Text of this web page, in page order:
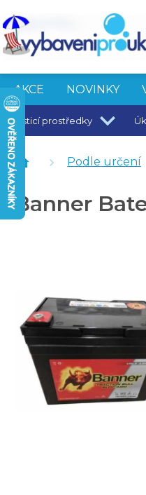
AKCE NOVINKY
Čisticí prostředky
Podlahový mycí stroj
Podle určení
Banner